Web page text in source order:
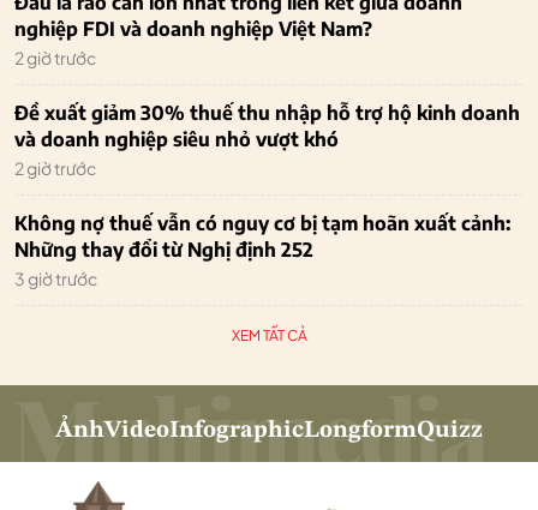
nghiệp FDI và doanh nghiệp Việt Nam?
2 giờ trước
Đề xuất giảm 30% thuế thu nhập hỗ trợ hộ kinh doanh
và doanh nghiệp siêu nhỏ vượt khó
2 giờ trước
Không nợ thuế vẫn có nguy cơ bị tạm hoãn xuất cảnh:
Những thay đổi từ Nghị định 252
3 giờ trước
XEM TẤT CẢ
ẢnhVideoInfographicLongformQuizz